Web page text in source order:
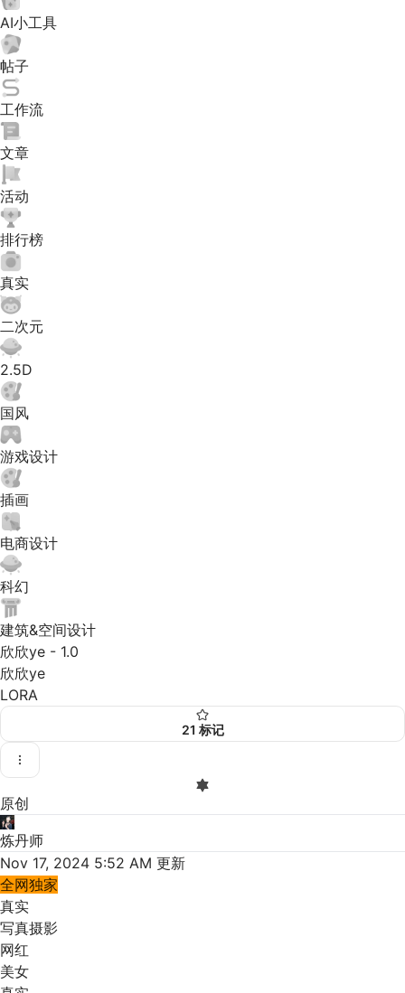
AI小工具
帖子
工作流
文章
活动
排行榜
真实
二次元
2.5D
国风
游戏设计
插画
电商设计
科幻
建筑&空间设计
欣欣ye - 1.0
欣欣ye
LORA
21 标记
原创
炼丹师
Nov 17, 2024 5:52 AM 更新
全网独家
真实
写真摄影
网红
美女